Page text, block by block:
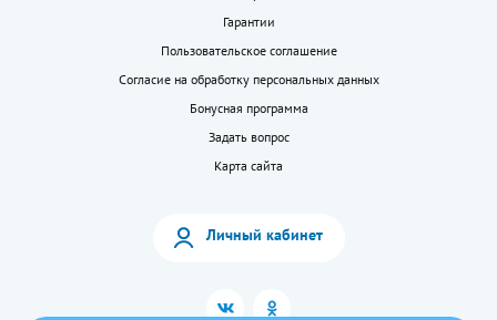
Гарантии
Пользовательское соглашение
Согласие на обработку персональных данных
Бонусная программа
Задать вопрос
Карта сайта
Личный кабинет